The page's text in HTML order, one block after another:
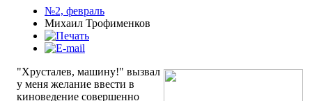
№2, февраль
Михаил Трофименков
"Хрусталев, машину!" вызвал
у меня желание ввести в
киноведение совершенно